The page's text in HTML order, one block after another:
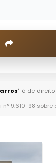
" é de
n° 9.610-98